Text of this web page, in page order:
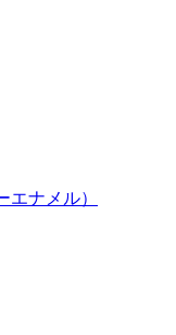
エナメル）